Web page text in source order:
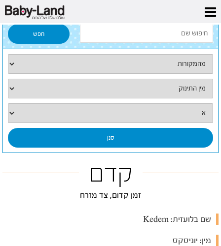
דף הבית
קדם
זמן קדום, צד מזרח
שם בלועזית:
מין: יוניסקס